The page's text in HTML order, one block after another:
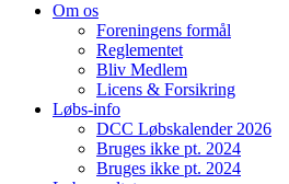
Om os
Foreningens formål
Reglementet
Bliv Medlem
Licens & Forsikring
Løbs-info
DCC Løbskalender 2026
Bruges ikke pt. 2024
Bruges ikke pt. 2024